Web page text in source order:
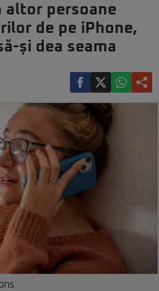
altor persoane
de pe iPhone,
și dea seama